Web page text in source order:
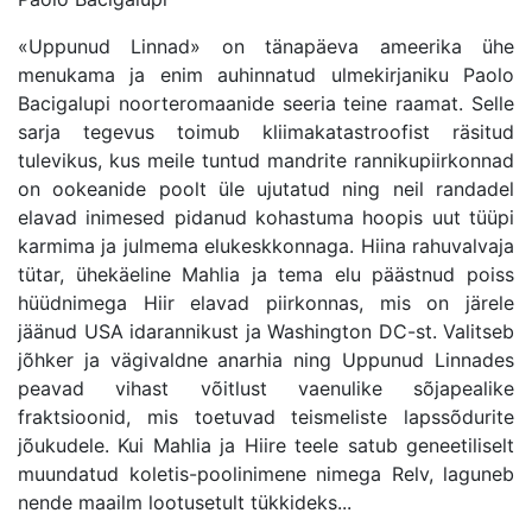
«Uppunud Linnad» on tänapäeva ameerika ühe
menukama ja enim auhinnatud ulmekirjaniku Paolo
Bacigalupi noorteromaanide seeria teine raamat. Selle
sarja tegevus toimub kliimakatastroofist räsitud
tulevikus, kus meile tuntud mandrite rannikupiirkonnad
on ookeanide poolt üle ujutatud ning neil randadel
elavad inimesed pidanud kohastuma hoopis uut tüüpi
karmima ja julmema elukeskkonnaga. Hiina rahuvalvaja
tütar, ühekäeline Mahlia ja tema elu päästnud poiss
hüüdnimega Hiir elavad piirkonnas, mis on järele
jäänud USA idarannikust ja Washington DC-st. Valitseb
jõhker ja vägivaldne anarhia ning Uppunud Linnades
peavad vihast võitlust vaenulike sõjapealike
fraktsioonid, mis toetuvad teismeliste lapssõdurite
jõukudele. Kui Mahlia ja Hiire teele satub geneetiliselt
muundatud koletis-poolinimene nimega Relv, laguneb
nende maailm lootusetult tükkideks...